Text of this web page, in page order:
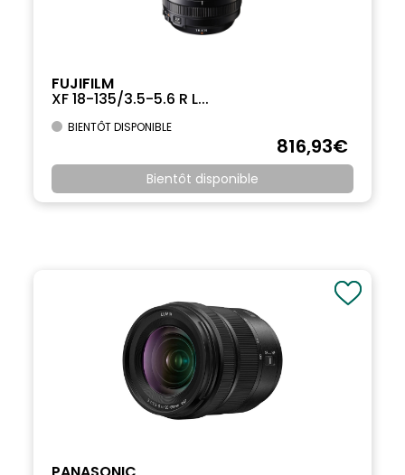
FUJIFILM
XF 18-135/3.5-5.6 R L...
BIENTÔT DISPONIBLE
816,93€
Bientôt disponible